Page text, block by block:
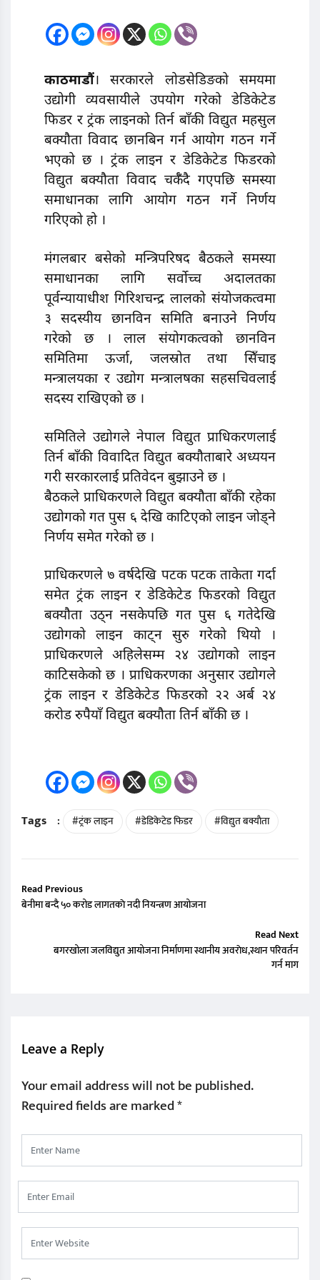
काठमाडौं। सरकारले लोडसेडिङको समयमा
उद्योगी व्यवसायीले उपयोग गरेको डेडिकेटेड
फिडर र ट्रंक लाइनको तिर्न बाँकी विद्युत महसुल
बक्यौता विवाद छानबिन गर्न आयोग गठन गर्ने
भएको छ । ट्रंक लाइन र डेडिकेटेड फिडरको
विद्युत बक्यौता विवाद चर्कँदै गएपछि समस्या
समाधानका लागि आयोग गठन गर्ने निर्णय
गरिएको हो ।
मंगलबार बसेको मन्त्रिपरिषद बैठकले समस्या
समाधानका लागि सर्वोच्च अदालतका
पूर्वन्यायाधीश गिरिशचन्द्र लालको संयोजकत्वमा
३ सदस्यीय छानविन समिति बनाउने निर्णय
गरेको छ । लाल संयोगकत्वको छानविन
समितिमा ऊर्जा, जलस्रोत तथा सिँचाइ
मन्त्रालयका र उद्योग मन्त्रालषका सहसचिवलाई
सदस्य राखिएको छ ।
समितिले उद्योगले नेपाल विद्युत प्राधिकरणलाई
तिर्न बाँकी विवादित विद्युत बक्यौताबारे अध्ययन
गरी सरकारलाई प्रतिवेदन बुझाउने छ ।
बैठकले प्राधिकरणले विद्युत बक्यौता बाँकी रहेका
उद्योगको गत पुस ६ देखि काटिएको लाइन जोड्ने
निर्णय समेत गरेको छ ।
प्राधिकरणले ७ वर्षदेखि पटक पटक ताकेता गर्दा
समेत ट्रंक लाइन र डेडिकेटेड फिडरको विद्युत
बक्यौता उठ्न नसकेपछि गत पुस ६ गतेदेखि
उद्योगको लाइन काट्न सुरु गरेको थियो ।
प्राधिकरणले अहिलेसम्म २४ उद्योगको लाइन
काटिसकेको छ । प्राधिकरणका अनुसार उद्योगले
ट्रंक लाइन र डेडिकेटेड फिडरको २२ अर्ब २४
करोड रुपैयाँ विद्युत बक्यौता तिर्न बाँकी छ ।
Tags : #ट्रंक लाइन #डेडिकेटेड फिडर #विद्युत बक्याैता
Read Previous
बेनीमा बन्दै ५० करोड लागतकाे नदी नियन्त्रण आयोजना
Read Next
बगरखोला जलविद्युत आयोजना निर्माणमा स्थानीय अवराेध,स्थान परिवर्तन
गर्न माग
Leave a Reply
Your email address will not be published.
Required fields are marked*